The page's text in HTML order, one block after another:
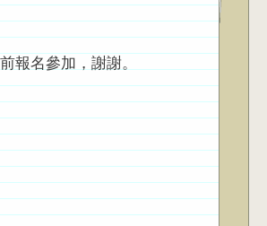
報名參加，謝謝。